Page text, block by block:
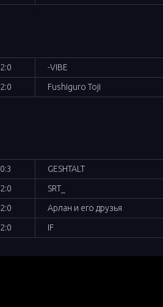
2:0
-VIBE
2:0 Fushiguro Toji
0:3
GESHTALT
2:0
SRT_
2:0
Арлан и его друзья
2:0 IF